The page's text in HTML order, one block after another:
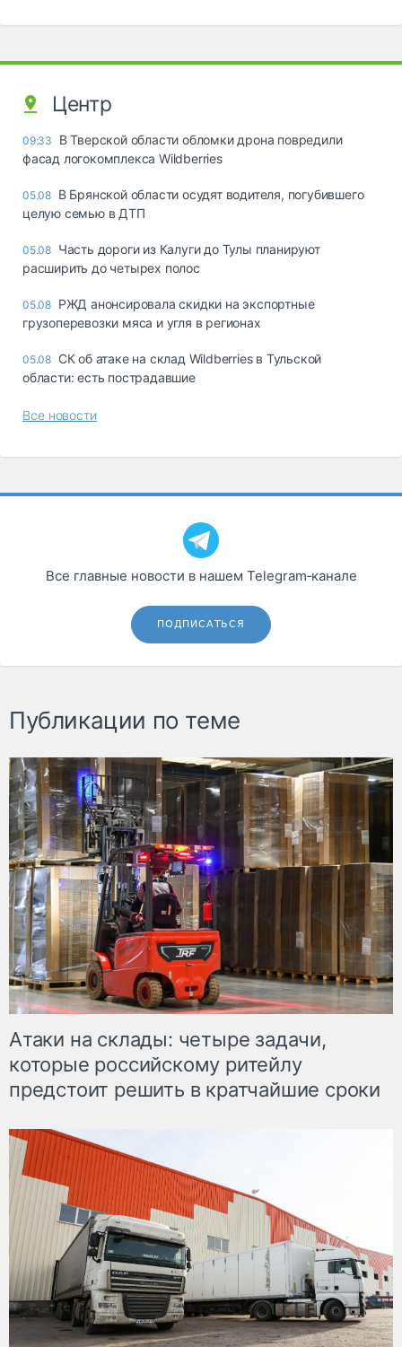
Центр
09:33
В Тверской области обломки дрона повредили
фасад логокомплекса Wildberries
05.08 В Брянской области осудят водителя, погубившего
целую семью в ДТП
05.08 Часть дороги из Калуги до Тулы планируют
расширить до четырех полос
05.08 РЖД анонсировала скидки на экспортные
грузоперевозки мяса и угля в регионах
05.08 СК об атаке на склад Wildberries в Тульской
области: есть пострадавшие
Все новости
Все главные новости в нашем Telegram‑канале
ПОДПИСАТЬСЯ
Публикации по теме
Атаки на склады: четыре задачи,
которые российскому ритейлу
предстоит решить в кратчайшие сроки